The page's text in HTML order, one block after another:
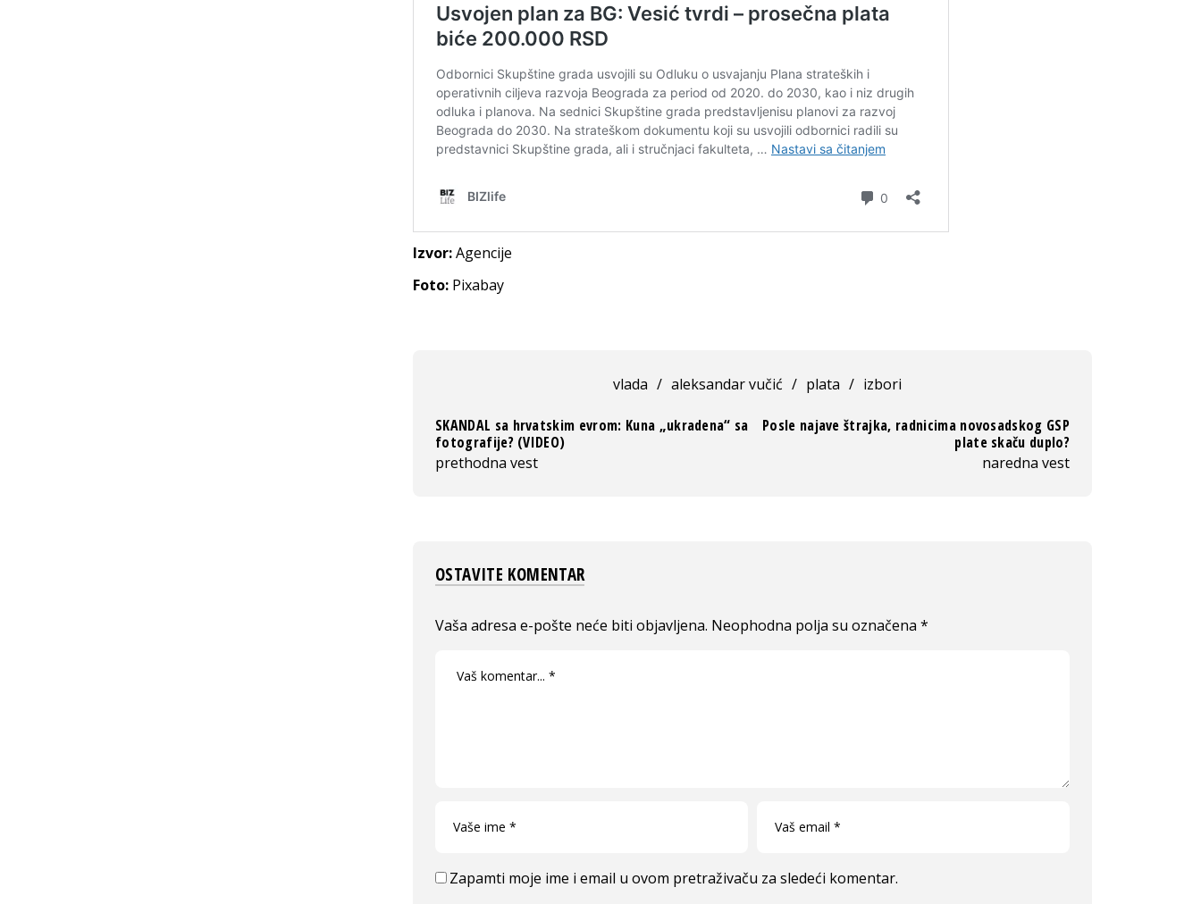
Izvor:Agencije
Foto: Pixabay
vlada / aleksandar vučić / plata / izbori
SKANDAL sa hrvatskim evrom: Kuna „ukradena“ sa
fotografije? (VIDEO)
prethodna vest
Posle najave štrajka, radnicima novosadskog GSP
plate skaču duplo?
naredna vest
OSTAVITE KOMENTAR
Vaša adresa e-pošte neće biti objavljena. Neophodna polja su označena *
Zapamti moje ime i email u ovom pretraživaču za sledeći komentar.